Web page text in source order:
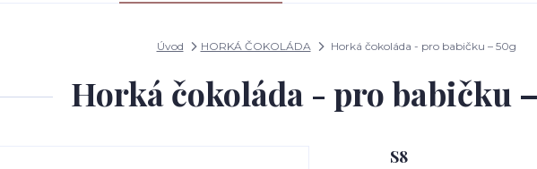
Úvod HORKÁ ČOKOLÁDA Horká čokoláda - pro babičku – 50g
Horká čokoláda - pro babičku
S8